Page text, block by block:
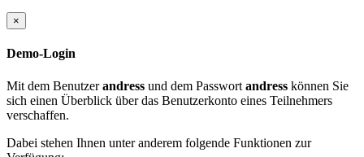
×
Demo-Login
Mit dem Benutzerandress und dem Passwort andress können Sie
sich einen Überblick über das Benutzerkonto eines Teilnehmers
verschaffen.
Dabei stehen Ihnen unter anderem folgende Funktionen zur